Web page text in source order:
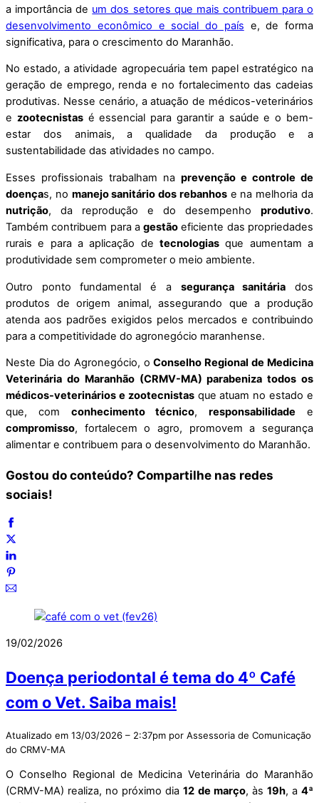
a importância de um dos setores que mais contribuem para o
desenvolvimento econômico e social do país e, de forma
significativa, para o crescimento do Maranhão.
No estado, a atividade agropecuária tem papel estratégico na
geração de emprego, renda e no fortalecimento das cadeias
produtivas. Nesse cenário, a atuação de médicos-veterinários
e zootecnistasé essencial para garantir a saúde e o bem-
estar dos animais, a qualidade da produção e a
sustentabilidade das atividades no campo.
Esses profissionais trabalham na prevenção e controle de
doenças, no manejo sanitário dos rebanhose na melhoria da
nutrição, da reprodução e do desempenho produtivo.
Também contribuem para agestão eficiente das propriedades
rurais e para a aplicação de tecnologias que aumentam a
produtividade sem comprometer o meio ambiente.
Outro ponto fundamental é a segurança sanitária dos
produtos de origem animal, assegurando que a produção
atenda aos padrões exigidos pelos mercados e contribuindo
para a competitividade do agronegócio maranhense.
Neste Dia do Agronegócio, oConselho Regional de Medicina
Veterinária do Maranhão (CRMV-MA) parabeniza todos os
médicos-veterinários e zootecnistasque atuam no estado e
que, com conhecimento técnico,responsabilidade e
compromisso, fortalecem o agro, promovem a segurança
alimentar e contribuem para o desenvolvimento do Maranhão.
Gostou do conteúdo? Compartilhe nas redes
sociais!
19/02/2026
Doença periodontal é tema do 4º Café
com o Vet. Saiba mais!
Atualizado em 13/03/2026 – 2:37pm por Assessoria de Comunicação
do CRMV-MA
O Conselho Regional de Medicina Veterinária do Maranhão
(CRMV-MA) realiza, no próximo dia12 de março, às 19h, a4ª